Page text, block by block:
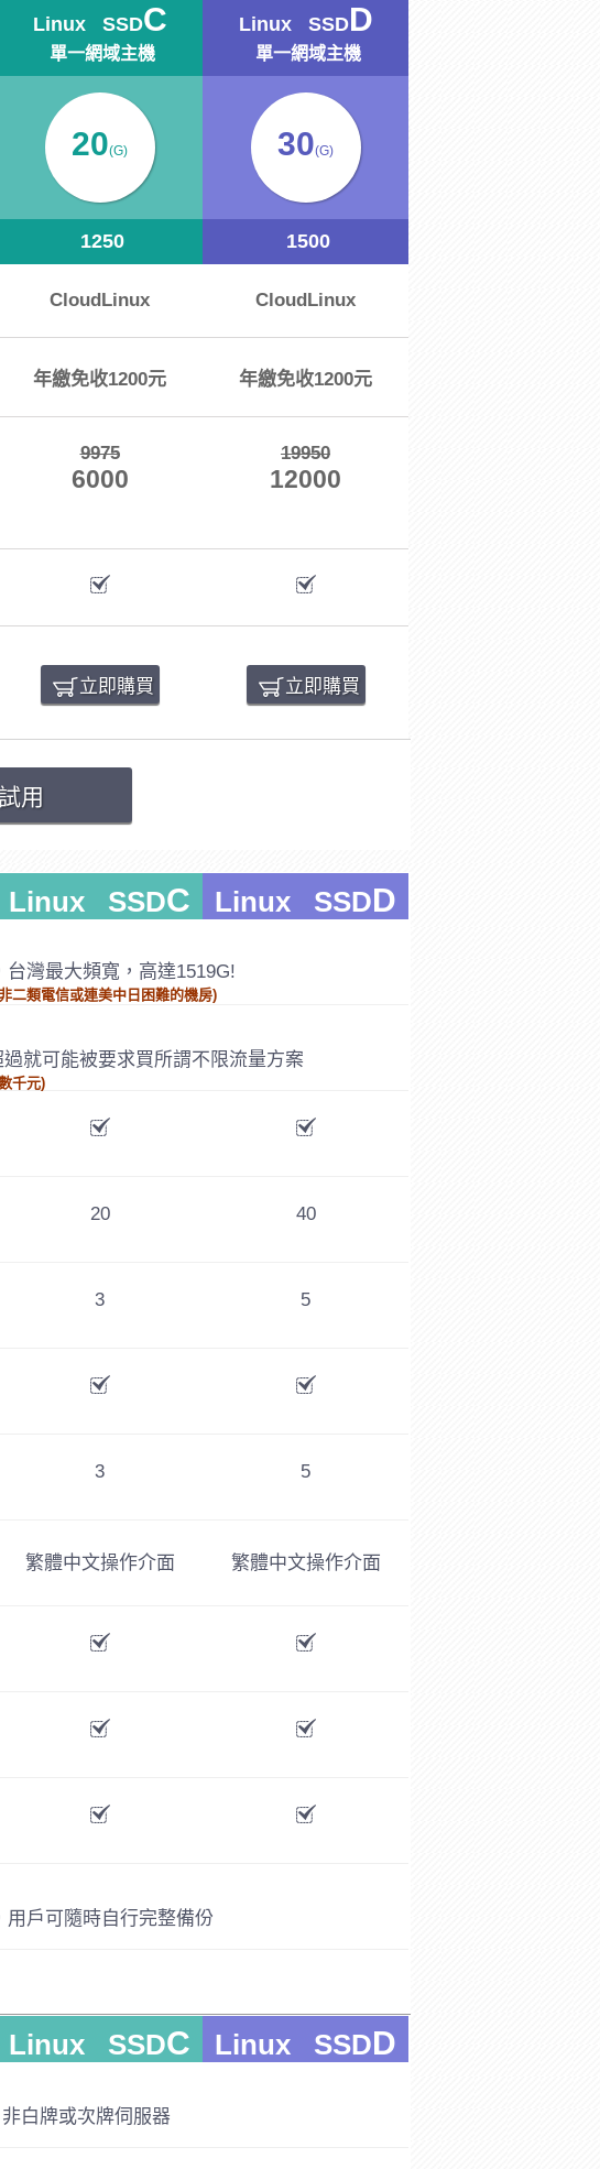
Linux SSDC
單一網域主機
20(G)
1250
CloudLinux
年繳免收1200元
9975
6000
立即購買
Linux SSDD
單一網域主機
30(G)
1500
CloudLinux
年繳免收1200元
19950
12000
立即購買
用
灣最大頻寬，高達1519G!
二類電信或連美中日困難的機房)
就可能被要求買所謂不限流量方案
千元)
戶可隨時自行完整備份
Linux SSDC
20
3
3
繁體中文操作介面
Linux SSDD
40
5
5
繁體中文操作介面
白牌或次牌伺服器
Linux SSDC Linux SSDD